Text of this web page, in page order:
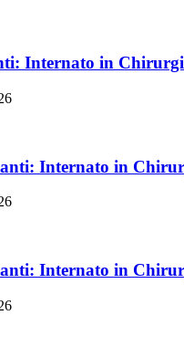
Internato in
Internato in
Internato in